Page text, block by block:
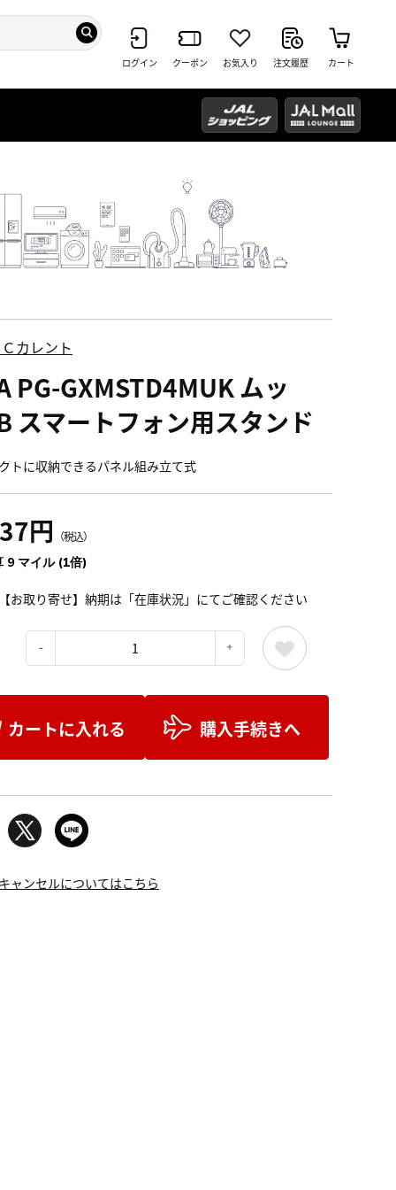
ログイン クーポン お気入り 注文履歴 カート
カレント
PG-GXMSTD4MUK ムッ
スマートフォン用スタンド
トに収納できるパネル組み立て式
円 （税込）
9 マイル (1倍)
お取り寄せ】納期は「在庫状況」にてご確認ください
カートに入れる 購入手続きへ
ャンセルについてはこちら